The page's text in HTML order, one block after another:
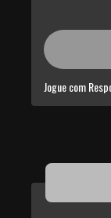
Jogue com